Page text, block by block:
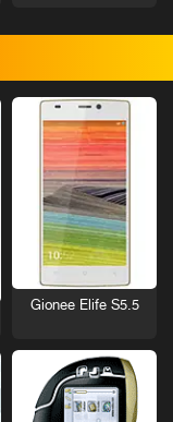
Gionee Elife S5.5